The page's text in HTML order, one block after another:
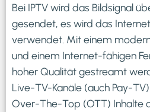
Bei IPTV wird das Bildsignal
gesendet, es wird das
verwendet. Mit einem
und einem Internet-fähigen
hoher Qualität gestreamt
Live-TV-Kanäle (auch Pay-
Over-The-Top (OTT) Inhalte